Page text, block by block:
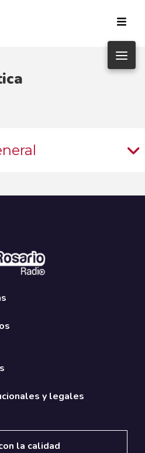
y legales
la calidad